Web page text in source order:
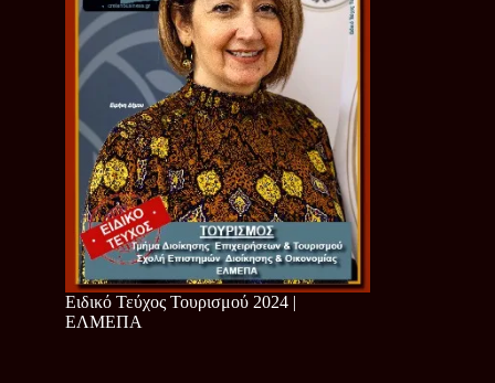
Ειδικό Τεύχος Τουρισμού 2024 |
ΕΛΜΕΠΑ